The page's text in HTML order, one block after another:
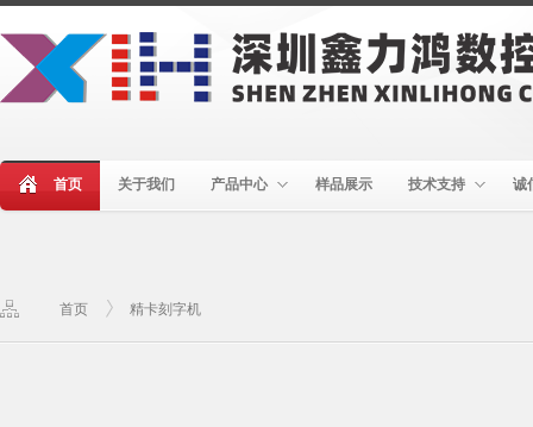
首页 关于我们 产品中心 样品展示 技术支持 诚
首页 精卡刻字机